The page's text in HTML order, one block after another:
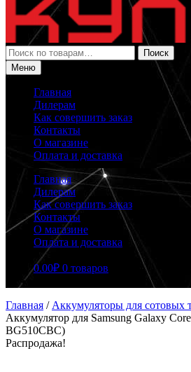
Искать:
Поиск
Меню
Главная
Дилерам
Как совершить заказ
Контакты
О магазине
Оплата и доставка
Главная
Дилерам
Как совершить заказ
Контакты
О магазине
Оплата и доставка
0.00₽ 0 товаров
Главная / Аккумуляторы для
Аккумулятор для Samsung Galaxy
BG510CBC)
Распродажа!